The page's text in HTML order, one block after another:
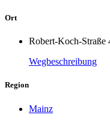
Ort
Robert-Koch-Straße
Wegbeschreibung
Region
Mainz